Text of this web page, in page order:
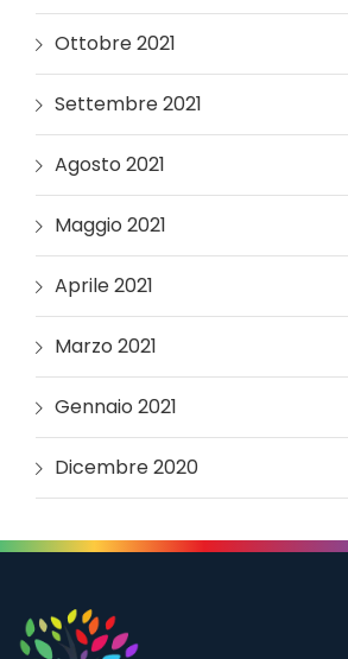
Ottobre 2021
Settembre 2021
Agosto 2021
Maggio 2021
Aprile 2021
Marzo 2021
Gennaio 2021
Dicembre 2020